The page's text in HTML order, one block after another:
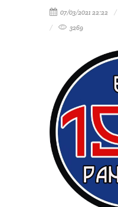
07/03/2021 22:22
3269